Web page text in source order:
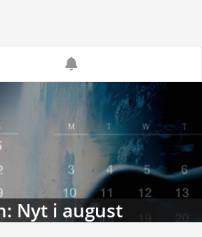
Nyt i august